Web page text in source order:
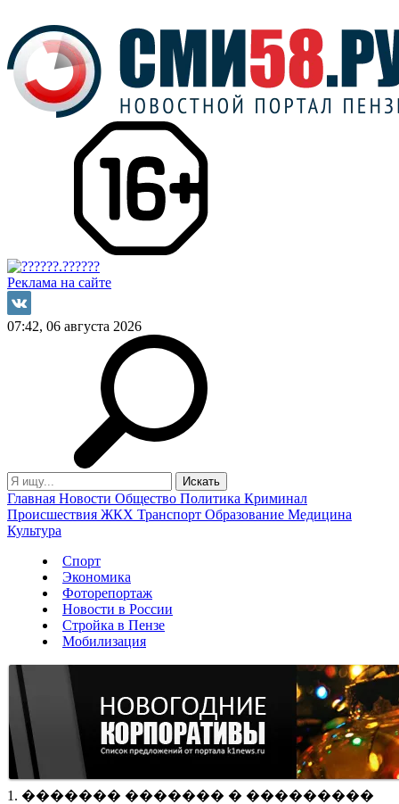
Реклама на сайте
07:42, 06 августа 2026
Главная Новости Общество Политика Криминал
Происшествия ЖКХ Транспорт Образование Медицина
Культура
Спорт
Экономика
Фоторепортаж
Новости в России
Стройка в Пензе
Мобилизация
1. ������� ������� � ���������